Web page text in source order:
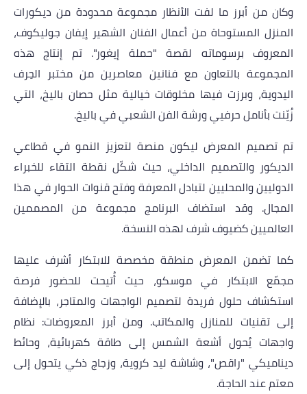
وكان من أبرز ما لفت الأنظار مجموعة محدودة من ديكورات
المنزل المستوحاة من أعمال الفنان الشهير إيفان جوليكوف،
المعروف برسوماته لقصة "حملة إيغور". تم إنتاج هذه
المجموعة بالتعاون مع فنانين معاصرين من مختبر الحِرف
اليدوية، وبرزت فيها مخلوقات خيالية مثل حصان باليخ، التي
زُيّنت بأنامل حرفيي ورشة الفن الشعبي في باليخ.
تم تصميم المعرض ليكون منصة لتعزيز النمو في قطاعي
الديكور والتصميم الداخلي، حيث شكّل نقطة التقاء للخبراء
الدوليين والمحليين لتبادل المعرفة وفتح قنوات الحوار في هذا
المجال. وقد استضاف البرنامج مجموعة من المصممين
العالميين كضيوف شرف لهذه النسخة.
كما تضمن المعرض منطقة مخصصة للابتكار أشرف عليها
مجمّع الابتكار في موسكو، حيث أُتيحت للحضور فرصة
استكشاف حلول فريدة لتصميم الواجهات والمتاجر، بالإضافة
إلى تقنيات للمنازل والمكاتب. ومن أبرز المعروضات: نظام
واجهات يُحول أشعة الشمس إلى طاقة كهربائية، وحائط
ديناميكي "راقص"، وشاشة ليد كروية، وزجاج ذكي يتحول إلى
معتم عند الحاجة.